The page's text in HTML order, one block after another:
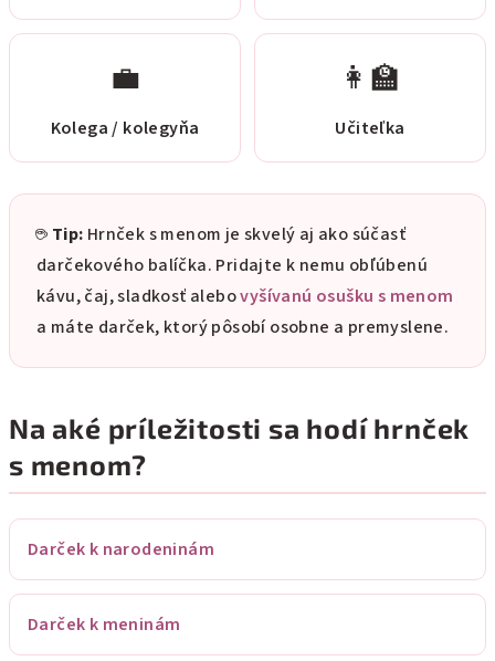
💼
Kolega / kolegyňa
👩‍🏫
Učiteľka
☕ Tip: Hrnček s menom je skvelý aj ako súčasť
darčekového balíčka. Pridajte k nemu obľúbenú
kávu, čaj, sladkosť alebovyšívanú osušku s menom
a máte darček, ktorý pôsobí osobne a premyslene.
Na aké príležitosti sa hodí hrnček
s menom?
Darček k narodeninám
Darček k meninám